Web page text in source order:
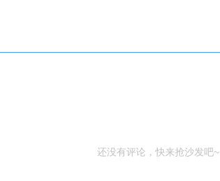
还没有评论，快来抢沙发吧~